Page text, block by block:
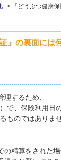
> 「どうぶつ健康
」の裏面には
するため、
で、保険利用日
ものではありませ
精算をされた場